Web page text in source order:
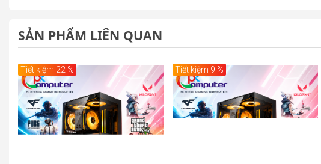
SẢN PHẨM LIÊN QUAN
Tiết kiệm 22 % Tiết kiệm 9 %